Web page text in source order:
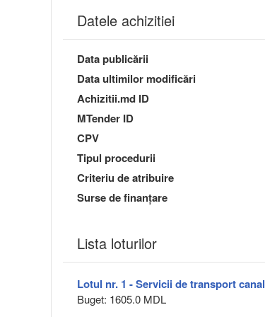
Datele achizitiei
Data publicării
Data ultimilor modificări
Achizitii.md ID
MTender ID
CPV
Tipul procedurii
Criteriu de atribuire
Surse de finanțare
Lista loturilor
Lotul nr. 1 - Servicii de transport
Buget: 1605.0 MDL